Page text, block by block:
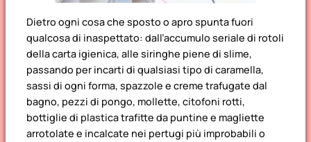
Dietro ogni cosa che sposto o apro spunta fuori
qualcosa di inaspettato: dall’accumulo seriale di rotoli
della carta igienica, alle siringhe piene di slime,
passando per incarti di qualsiasi tipo di caramella,
sassi di ogni forma, spazzole e creme trafugate dal
bagno, pezzi di pongo, mollette, citofoni rotti,
bottiglie di plastica trafitte da puntine e magliette
arrotolate e incalcate nei pertugi più improbabili o